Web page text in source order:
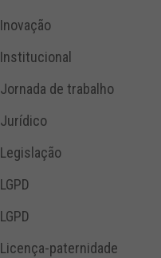
Inovação
Institucional
Jornada de trabalho
Jurídico
Legislação
LGPD
LGPD
Licença-paternidade